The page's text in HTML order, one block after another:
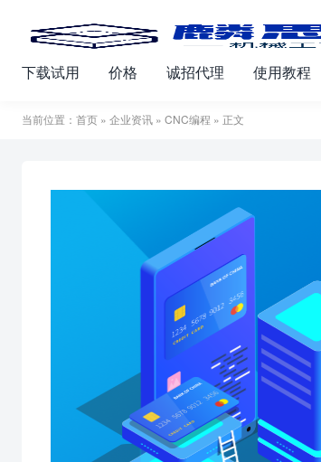
下载试用 价格 诚招代理 使用教程
当前位置： 首页 » 企业资讯 » CNC编程 » 正文